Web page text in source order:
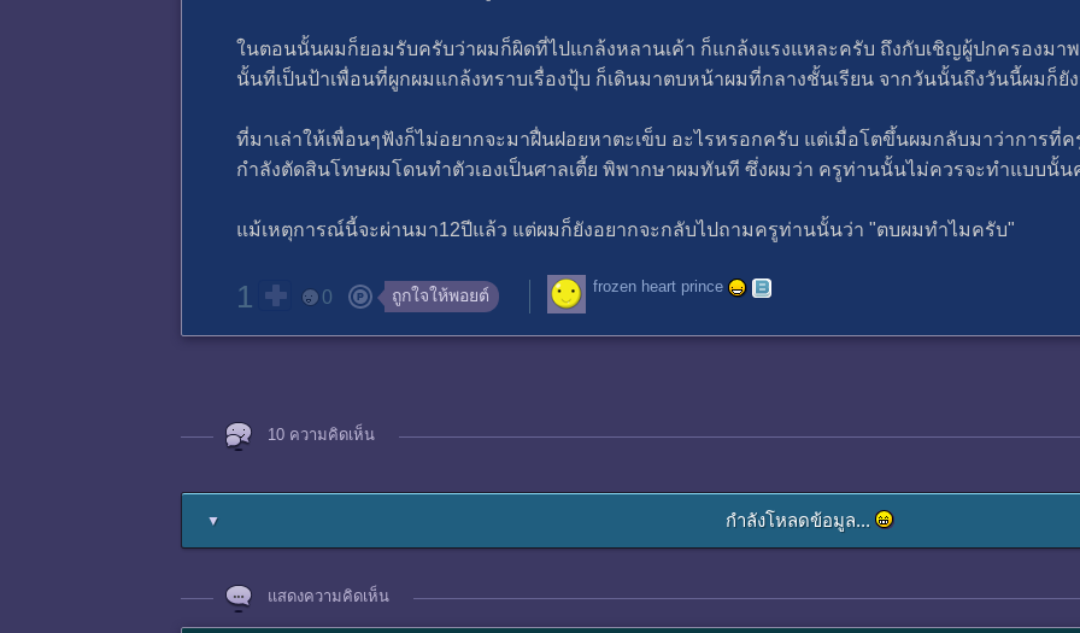
ในตอนนั้นผมก็ยอมรับครับว่าผมก็ผิดที่ไปแกล้งหลานเค้า ก็แกล้งแรงแหละครับ ถึงกับเชิญผู้ปกครองม
นั้นที่เป็นป้าเพื่อนที่ผูกผมแกล้งทราบเรื่องปุ้บ ก็เดินมาตบหน้าผมที่กลางชั้นเรียน จากวันนั้นถึงวันนี้ผมก็ยั
ที่มาเล่าให้เพื่อนๆฟังก็ไม่อยากจะมาฝื่นฝอยหาตะเข็บ อะไรหรอกครับ แต่เมื่อโตขึ้นผมกลับมาว่าการ
กำลังตัดสินโทษผมโดนทำตัวเองเป็นศาลเตี้ย พิพากษาผมทันที ซึ่งผมว่า ครูท่านนั้นไม่ควรจะทำแบบนั้
แม้เหตุการณ์นี้จะผ่านมา12ปีแล้ว แต่ผมก็ยังอยากจะกลับไปถามครูท่านนั้นว่า "ตบผมทำไมครับ"
1 0 ถูกใจให้พอยต์ frozen heart prince
10 ความคิดเห็น
▼ กำลังโหลดข้อมูล...
แสดงความคิดเห็น